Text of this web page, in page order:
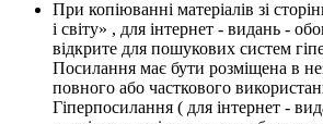
При копіюванні матеріалів зі
і світу» , для інтернет - видань -
відкрите для пошукових систем
Посилання має бути розміщена в
повного або часткового
Гіперпосилання ( для інтернет -